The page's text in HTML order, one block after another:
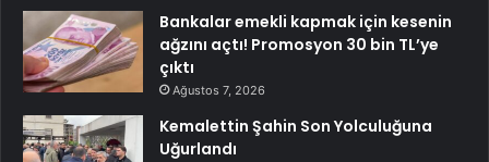
Bankalar emekli kapmak için kesenin
ağzını açtı! Promosyon 30 bin TL’ye
çıktı
Ağustos 7, 2026
Kemalettin Şahin Son Yolculuğuna
Uğurlandı